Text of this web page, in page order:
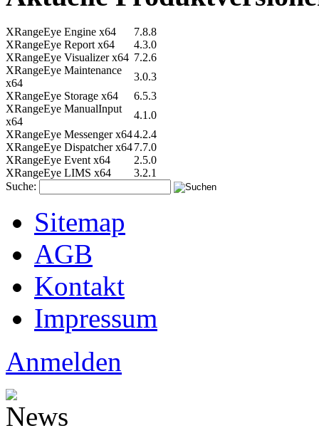
XRangeEye Engine x64
7.8.8
XRangeEye Report x64
4.3.0
XRangeEye Visualizer x64 7.2.6
XRangeEye Maintenance
x64
3.0.3
XRangeEye Storage x64
6.5.3
XRangeEye ManualInput
x64
4.1.0
XRangeEye Messenger x644.2.4
XRangeEye Dispatcher x647.7.0
XRangeEye Event x64
2.5.0
XRangeEye LIMS x64
3.2.1
Suche:
Sitemap
AGB
Kontakt
Impressum
Anmelden